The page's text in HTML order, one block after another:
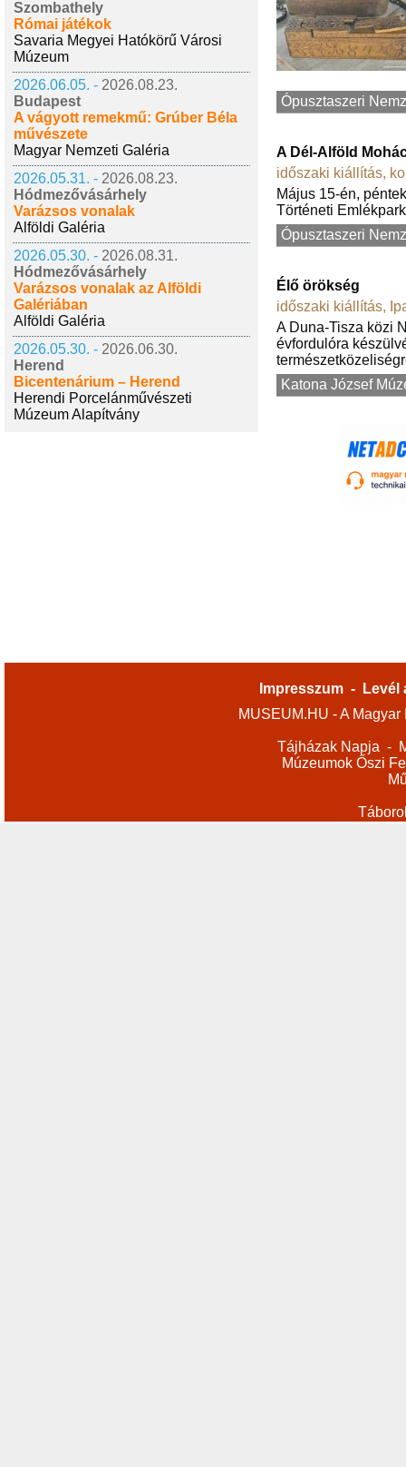
Szombathely
Római játékok
Savaria Megyei Hatókörű Városi
Múzeum
2026.06.05. - 2026.08.23.
Budapest
A vágyott remekmű: Grúber Béla
művészete
Magyar Nemzeti Galéria
2026.05.31. - 2026.08.23.
Hódmezővásárhely
Varázsos vonalak
Alföldi Galéria
2026.05.30. - 2026.08.31.
Hódmezővásárhely
Varázsos vonalak az Alföldi
Galériában
Alföldi Galéria
2026.05.30. - 2026.06.30.
Herend
Bicentenárium – Herend
Herendi Porcelánművészeti
Múzeum Alapítvány
Ópusztaszeri
A Dél-Alföld
időszaki kiállítás,
Május 15-én,
Történeti
Ópusztaszeri
Élő örökség
időszaki kiállítás,
A Duna-Tisza közi
évfordulóra
Katona József
Impresszum -
Levél
MUSEUM.HU - A
Tájházak Napja -
Múzeumok Őszi